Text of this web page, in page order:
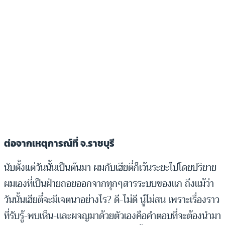
ต่อจากเหตุการณ์ที่ จ.ราชบุรี
นับตั้งแต่วันนั้นเป็นต้นมา ผมกับเฮียตี๋ก็เว้นระยะไปโดยปริยาย
ผมเองที่เป็นฝ่ายถอยออกจากทุกๆสารระบบของแก ถึงแม้ว่า
วันนั้นเฮียตี๋จะมีเจตนาอย่างไร? ดี-ไม่ดี นู๋ไม่สน เพราะเรื่องราว
ที่รับรู้-พบเห็น-และผจญมาด้วยตัวเองคือคำตอบที่จะต้องนำมา